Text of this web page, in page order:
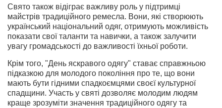
Свято також відіграє важливу роль у підтримці
майстрів традиційного ремесла. Вони, які створюють
український національний одяг, отримують можливість
показати свої таланти та навички, а також залучити
увагу громадськості до важливості їхньої роботи.
Крім того, "День яскравого одягу" ставає справжньою
підказкою для молодого покоління про те, що вони
мають бути гідними спадкоємцями своєї культурної
спадщини. Участь у святі дозволяє молодим людям
краще зрозуміти значення традиційного одягу та